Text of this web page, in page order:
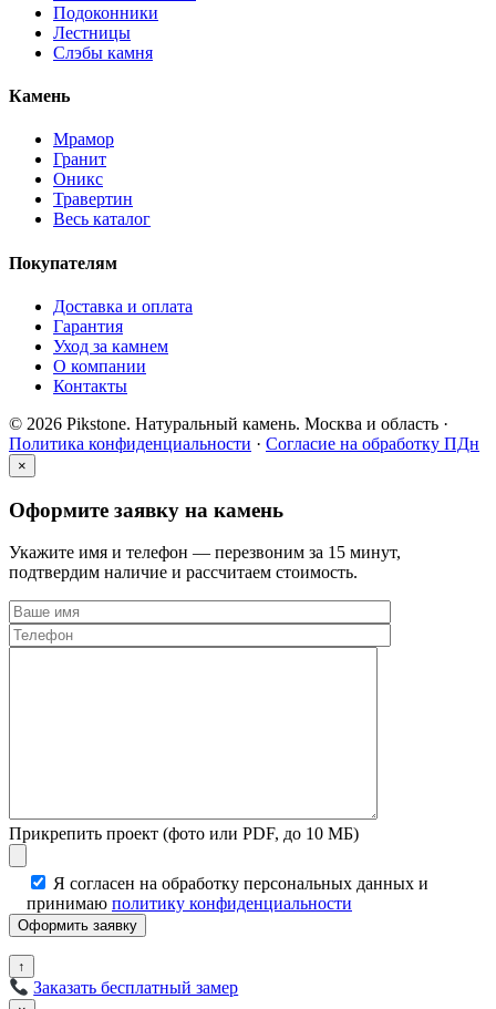
Подоконники
Лестницы
Слэбы камня
Камень
Мрамор
Гранит
Оникс
Травертин
Весь каталог
Покупателям
Доставка и оплата
Гарантия
Уход за камнем
О компании
Контакты
© 2026 Pikstone. Натуральный камень. Москва и область ·
Политика конфиденциальности · Согласие на обработку ПДн
×
Оформите заявку на камень
Укажите имя и телефон — перезвоним за 15 минут,
подтвердим наличие и рассчитаем стоимость.
Прикрепить проект (фото или PDF, до 10 МБ)
Я согласен на обработку персональных данных и
принимаю политику конфиденциальности
↑
Заказать бесплатный замер